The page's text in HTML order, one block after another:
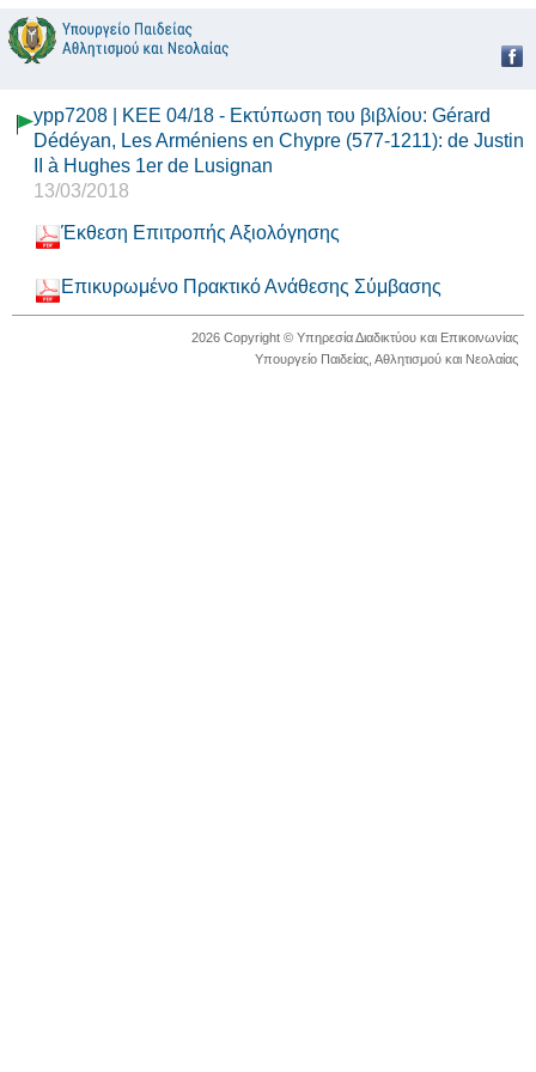
ypp7208 | KEΕ 04/18 - Εκτύπωση του βιβλίου: Gérard
Dédéyan, Les Arméniens en Chypre (577-1211): de Justin
II à Hughes 1er de Lusignan
13/03/2018
Έκθεση Επιτροπής Αξιολόγησης
Επικυρωμένο Πρακτικό Ανάθεσης Σύμβασης
2026 Copyright © Υπηρεσία Διαδικτύου και Επικοινωνίας
Υπουργείο Παιδείας, Αθλητισμού και Νεολαίας